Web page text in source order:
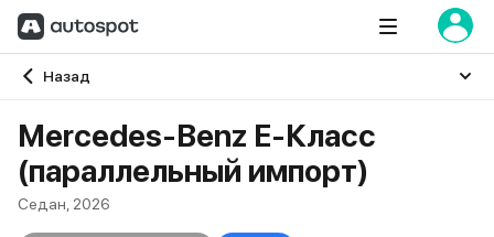
Назад
Главная
Mercedes-Benz E-Класс
(параллельный импорт)
Седан, 2026